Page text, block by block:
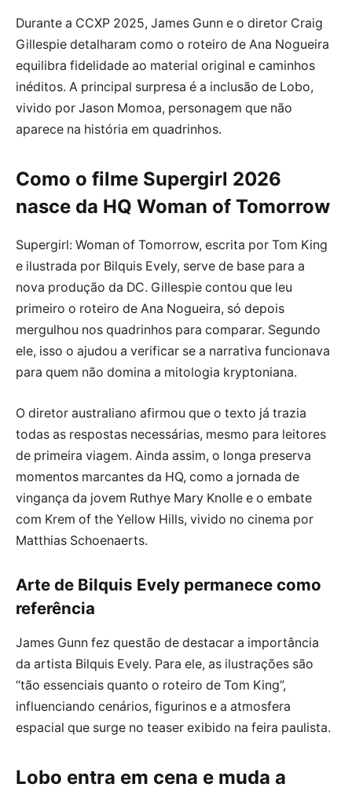
Durante a CCXP 2025, James Gunn e o diretor Craig
Gillespie detalharam como o roteiro de Ana Nogueira
equilibra fidelidade ao material original e caminhos
inéditos. A principal surpresa é a inclusão de Lobo,
vivido por Jason Momoa, personagem que não
aparece na história em quadrinhos.
Como o filme Supergirl 2026
nasce da HQ Woman of Tomorrow
Supergirl: Woman of Tomorrow, escrita por Tom King
e ilustrada por Bilquis Evely, serve de base para a
nova produção da DC. Gillespie contou que leu
primeiro o roteiro de Ana Nogueira, só depois
mergulhou nos quadrinhos para comparar. Segundo
ele, isso o ajudou a verificar se a narrativa funcionava
para quem não domina a mitologia kryptoniana.
O diretor australiano afirmou que o texto já trazia
todas as respostas necessárias, mesmo para leitores
de primeira viagem. Ainda assim, o longa preserva
momentos marcantes da HQ, como a jornada de
vingança da jovem Ruthye Mary Knolle e o embate
com Krem of the Yellow Hills, vivido no cinema por
Matthias Schoenaerts.
Arte de Bilquis Evely permanece como
referência
James Gunn fez questão de destacar a importância
da artista Bilquis Evely. Para ele, as ilustrações são
“tão essenciais quanto o roteiro de Tom King”,
influenciando cenários, figurinos e a atmosfera
espacial que surge no teaser exibido na feira paulista.
Lobo entra em cena e muda a